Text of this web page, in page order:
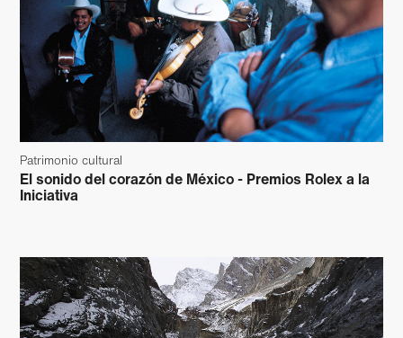
Patrimonio cultural
El sonido del corazón de México - Premios Rolex a la
Iniciativa